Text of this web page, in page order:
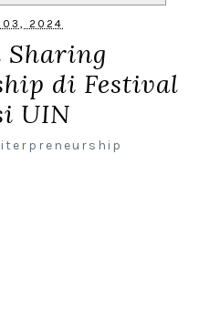
03, 2024
di Festival
UIN